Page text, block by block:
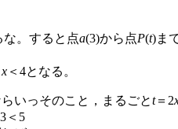
な。すると点a(3)から点P(t)ま
x ＜4となる。
いっそのこと，まるごとt＝2
＜5